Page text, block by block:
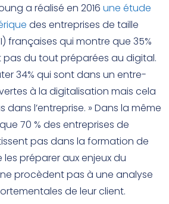
a réalisé en 2016 une étude
des entreprises de taille
françaises qui montre que 35%
pas du tout préparées au digital.
34% qui sont dans un entre-
à la digitalisation mais cela
l’entreprise. » Dans la même
70 % des entreprises de
pas dans la formation de
les préparer aux enjeux du
procèdent pas à une analyse
de leur client.